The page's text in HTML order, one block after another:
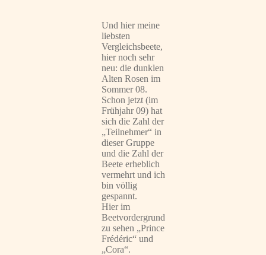
Und hier meine
liebsten
Vergleichsbeete,
hier noch sehr
neu: die dunklen
Alten Rosen im
Sommer 08.
Schon jetzt (im
Frühjahr 09) hat
sich die Zahl der
„Teilnehmer“ in
dieser Gruppe
und die Zahl der
Beete erheblich
vermehrt und ich
bin völlig
gespannt.
Hier im
Beetvordergrund
zu sehen „Prince
Frédéric“ und
„Cora“.